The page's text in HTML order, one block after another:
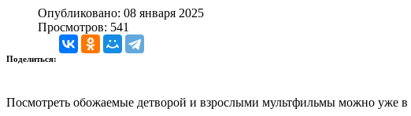
Опубликовано: 08 января 2025
Просмотров: 541
Поделиться:
Посмотреть обожаемые детворой и взрослыми мультфильмы можно уже в